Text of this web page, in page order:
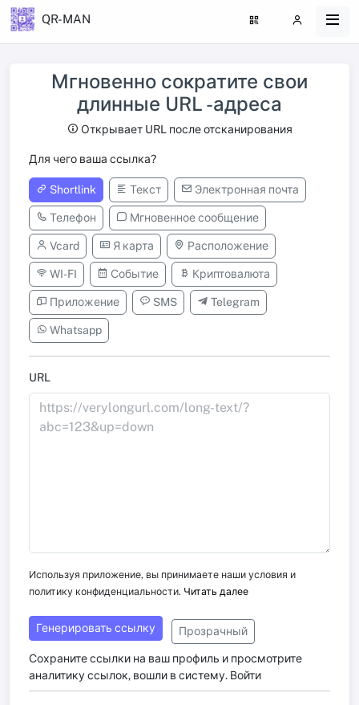
QR-MAN
Мгновенно сократите свои
длинные URL -адреса
Открывает URL после отсканирования
Для чего ваша ссылка?
Shortlink Текст Электронная почта
Телефон Мгновенное сообщение
Vcard Я карта Расположение
WI-FI Событие Криптовалюта
Приложение SMS Telegram
Whatsapp
URL
Используя приложение, вы принимаете наши условия и
политику конфиденциальности. Читать далее
Генерировать ссылку Прозрачный
Сохраните ссылки на ваш профиль и просмотрите
аналитику ссылок, вошли в систему. Войти